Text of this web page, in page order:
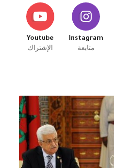
Instagram
متابعة
Youtube
الإشتراك